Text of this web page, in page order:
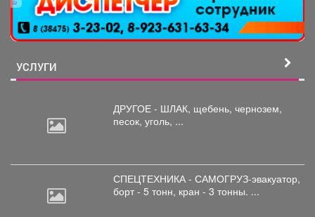
УСЛУГИ
ДРУГОЕ - ШЛАК, щебень, чернозем,
песок, уголь, ...
СПЕЦТЕХНИКА - САМОГРУЗ-эвакуатор,
борт - 5 тонн, кран - 3 тонны. ...